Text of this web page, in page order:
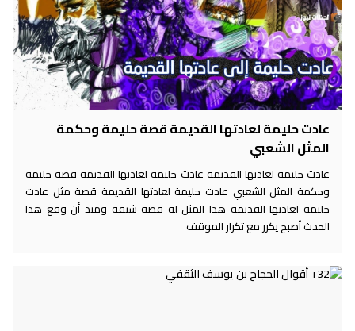
عادت حليمة لعادتها القديمة قصة حليمة وحكمة
المثل الشعبي
عادت حليمة لعادتها القديمة عادت حليمة لعادتها القديمة قصة حليمة
وحكمة المثل الشعبي عادت حليمة لعادتها القديمة قصة مثل عادت
حليمة لعادتها القديمة هذا المثل له قصة شيقة ومنذ أن وقع هذا
الحدث أصبح يكرر مع تكرار الموقف